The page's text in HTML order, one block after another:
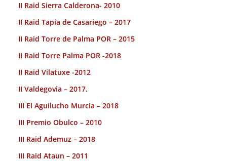
II Raid Sierra Calderona- 2010
II Raid Tapia de Casariego – 2017
II Raid Torre de Palma POR – 2015
II Raid Torre Palma POR -2018
II Raid Vilatuxe -2012
II Valdegovia – 2017.
III El Aguilucho Murcia – 2018
III Premio Obulco – 2010
III Raid Ademuz – 2018
III Raid Ataun – 2011